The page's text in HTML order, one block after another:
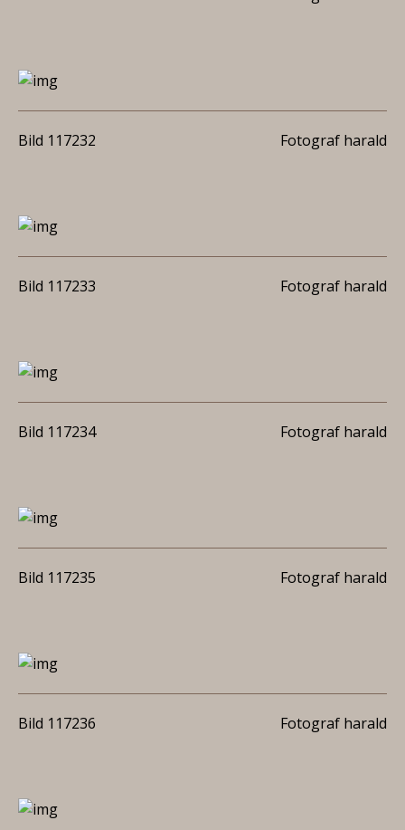
Bild 117232 Fotograf harald
Bild 117233 Fotograf harald
Bild 117234 Fotograf harald
Bild 117235 Fotograf harald
Bild 117236 Fotograf harald